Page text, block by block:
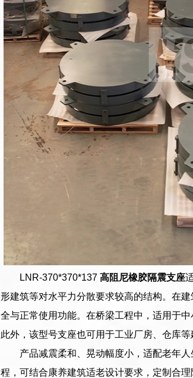
LNR-370*370*137 高阻尼橡胶隔震支座
形建筑等对水平力分散要求较高的结构。在
全与正常使用功能。在桥梁工程中，适用于
此外，该型号支座也可用于工业厂房、仓库
产品减震柔和、晃动幅度小，适配老年
程，可结合康养建筑适老设计要求，定制合